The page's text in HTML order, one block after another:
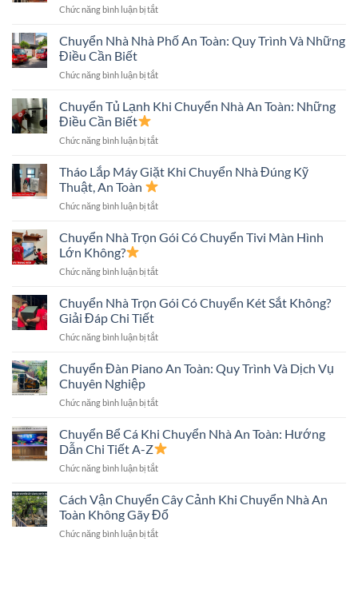
Trong
Nhỏ
Nhanh
Chức năng bình luận bị tắtở
Nhà
Nhiều
Nhanh,
Toàn,
Chi
Chuyển Nhà Nhà Phố An Toàn: Quy Trình Và Những
Điều Cần Biết
Chức năng bình luận bị tắtở
Nhà
Nhà
An
Quy
Trình
Những
Cần
Chuyển Tủ Lạnh Khi Chuyển Nhà An Toàn: Những
Điều Cần Biết
Chức năng bình luận bị tắtở
Tủ
Lạnh
Chuyển
An
Điều
Biết
Tháo Lắp Máy Giặt Khi Chuyển Nhà Đúng Kỹ
Thuật, An Toàn
Chức năng bình luận bị tắtở
Lắp
Máy
Khi
Nhà
Thuật,
Toàn
Chuyển Nhà Trọn Gói Có Chuyển Tivi Màn Hình
Lớn Không?
Chức năng bình luận bị tắtở
Nhà
Trọn
Có
Tivi
Lớn
Chuyển Nhà Trọn Gói Có Chuyển Két Sắt Không?
Giải Đáp Chi Tiết
Chức năng bình luận bị tắtở
Nhà
Trọn
Có
Két
Sắt
Không?
Giải
Chi
Tiết
Chuyển Đàn Piano An Toàn: Quy Trình Và Dịch Vụ
Chuyên Nghiệp
Chức năng bình luận bị tắtở
Đàn
Piano
An
Toàn:
Trình
Và
Vụ
Chuyển Bể Cá Khi Chuyển Nhà An Toàn: Hướng
Dẫn Chi Tiết A-Z
Chức năng bình luận bị tắtở
Bể
Cá
Khi
Chuyển
Cách Vận Chuyển Cây Cảnh Khi Chuyển Nhà An
Toàn Không Gãy Đổ
Chức năng bình luận bị tắtở